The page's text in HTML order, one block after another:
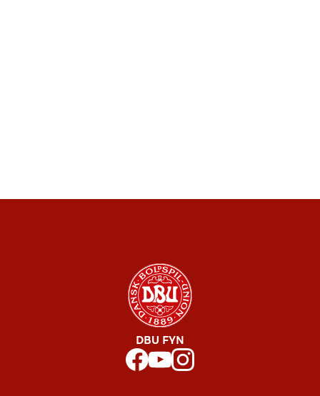
DBU FYN